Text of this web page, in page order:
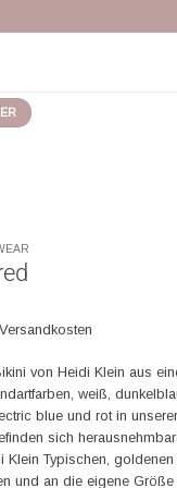
von Heidi Klein aus
weiß,
blue und rot in
sich
Typischen, goldenen
und an die eigene Größe